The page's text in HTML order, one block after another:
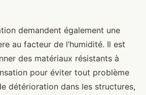
demandent également une
au facteur de l’humidité. Il est
des matériaux résistants à
pour éviter tout problème
détérioration dans les structures,